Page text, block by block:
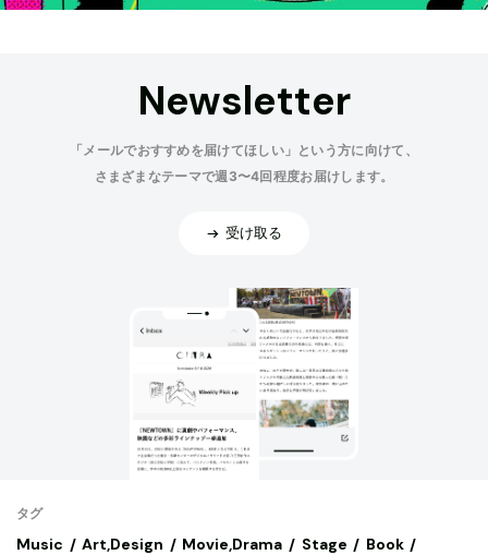
Newsletter
「メールでおすすめを届けてほしい」という方に向けて、
さまざまなテーマで週3〜4回程度お届けします。
受け取る
タグ
Music Art,Design Movie,Drama Stage
Book